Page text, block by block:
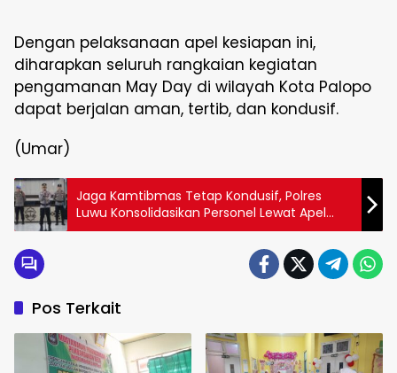
Dengan pelaksanaan apel kesiapan ini,
diharapkan seluruh rangkaian kegiatan
pengamanan May Day di wilayah Kota Palopo
dapat berjalan aman, tertib, dan kondusif.
(Umar)
Jaga Kamtibmas Tetap Kondusif, Polres
Luwu Konsolidasikan Personel Lewat Apel
Siaga May Day
Pos Terkait